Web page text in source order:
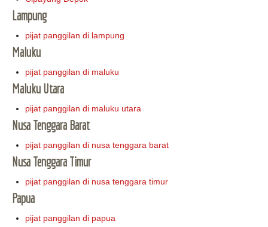
Lampung
pijat panggilan di lampung
Maluku
pijat panggilan di maluku
Maluku Utara
pijat panggilan di maluku utara
Nusa Tenggara Barat
pijat panggilan di nusa tenggara barat
Nusa Tenggara Timur
pijat panggilan di nusa tenggara timur
Papua
pijat panggilan di papua